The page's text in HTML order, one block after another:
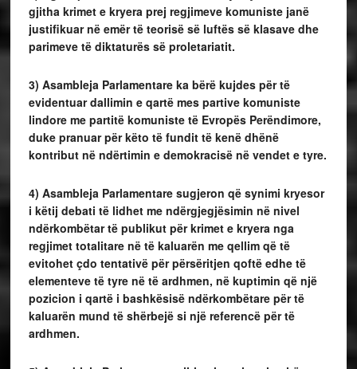
gjitha krimet e kryera prej regjimeve komuniste janë
justifikuar në emër të teorisë së luftës së klasave dhe
parimeve të diktaturës së proletariatit.
3) Asambleja Parlamentare ka bërë kujdes për të
evidentuar dallimin e qartë mes partive komuniste
lindore me partitë komuniste të Evropës Perëndimore,
duke pranuar për këto të fundit të kenë dhënë
kontribut në ndërtimin e demokracisë në vendet e tyre.
4) Asambleja Parlamentare sugjeron që synimi kryesor
i këtij debati të lidhet me ndërgjegjësimin në nivel
ndërkombëtar të publikut për krimet e kryera nga
regjimet totalitare në të kaluarën me qellim që të
evitohet çdo tentativë për përsëritjen qoftë edhe të
elementeve të tyre në të ardhmen, në kuptimin që një
pozicion i qartë i bashkësisë ndërkombëtare për të
kaluarën mund të shërbejë si një referencë për të
ardhmen.